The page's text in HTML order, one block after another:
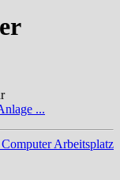
...